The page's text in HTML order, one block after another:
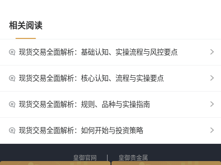
相关阅读
现货交易全面解析：基础认知、实操流程与风控要点
现货交易全面解析：核心认知、流程与实操要点
现货交易全面解析：规则、品种与实操指南
现货交易全面解析：如何开始与投资策略
皇御官网 皇御贵金属